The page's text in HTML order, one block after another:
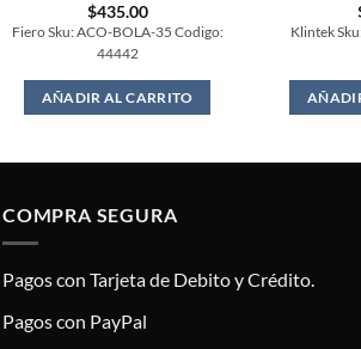
$435.00
Fiero Sku: ACO-BOLA-35 Codigo:
44442
AÑADIR AL CARRITO
Klintek
COMPRA SEGURA
Pagos con Tarjeta de Debito y Crédito.
Pagos con PayPal